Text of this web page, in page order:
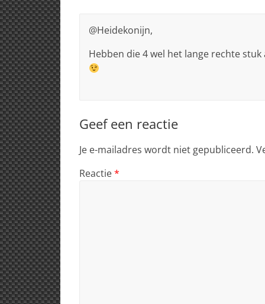
@Heidekonijn,
Hebben die 4 wel het lange rechte
Geef een reactie
Je e-mailadres wordt niet gepubliceerd.
Reactie*